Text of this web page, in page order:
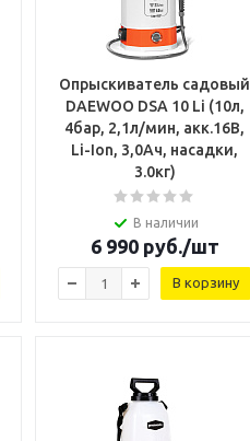
Опрыскиватель садовый
DAEWOO DSA 10 Li (10л,
4бар, 2,1л/мин, акк.16В,
Li-Ion, 3,0Ач, насадки,
3.0кг)
В наличии
6 990руб./шт
В корзину